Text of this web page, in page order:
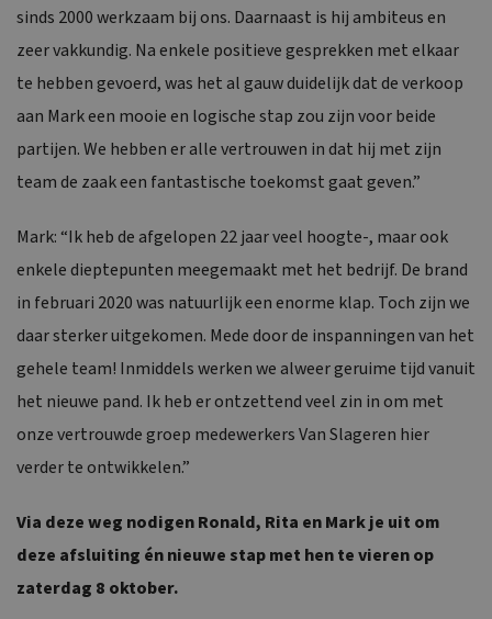
sinds 2000 werkzaam bij ons. Daarnaast is hij ambiteus en
zeer vakkundig. Na enkele positieve gesprekken met elkaar
te hebben gevoerd, was het al gauw duidelijk dat de verkoop
aan Mark een mooie en logische stap zou zijn voor beide
partijen. We hebben er alle vertrouwen in dat hij met zijn
team de zaak een fantastische toekomst gaat geven.”
Mark: “Ik heb de afgelopen 22 jaar veel hoogte-, maar ook
enkele dieptepunten meegemaakt met het bedrijf. De brand
in februari 2020 was natuurlijk een enorme klap. Toch zijn we
daar sterker uitgekomen. Mede door de inspanningen van het
gehele team! Inmiddels werken we alweer geruime tijd vanuit
het nieuwe pand. Ik heb er ontzettend veel zin in om met
onze vertrouwde groep medewerkers Van Slageren hier
verder te ontwikkelen.”
Via deze weg nodigen Ronald, Rita en Mark je uit om
deze afsluiting én nieuwe stap met hen te vieren op
zaterdag 8 oktober.